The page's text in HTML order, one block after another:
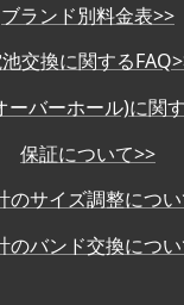
ブランド別料金表>>
交換に関する
ーバーホール)に関
保証について>>
のサイズ調整につ
のバンド交換につ